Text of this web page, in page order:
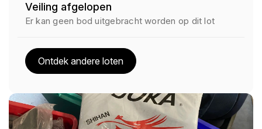
Veiling afgelopen
Er kan geen bod uitgebracht worden op dit lot
Ontdek andere loten